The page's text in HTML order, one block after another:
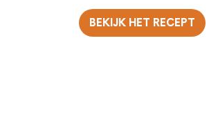
BEKIJK HET RECEPT